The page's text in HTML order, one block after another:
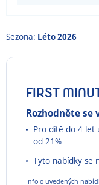
Sezona: Léto 2026
FIRST
Rozhodněte se
Pro dítě do 4 let
od 21%
Tyto nabídky se
Info o uvedených